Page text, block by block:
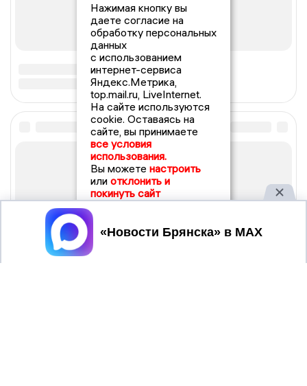
Нажимая кнопку вы
даете согласие на
обработку персональных
данных
с использованием
интернет-сервиса
Яндекс.Метрика,
top.mail.ru, LiveInternet.
На сайте используются
cookie. Оставаясь на
сайте, вы принимаете
все условия
использования.
Вы можете настроить
или отклонить и
покинуть сайт
Принять